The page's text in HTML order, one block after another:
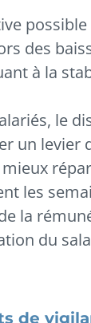
des
à la
le
un levier
les
la
du
de